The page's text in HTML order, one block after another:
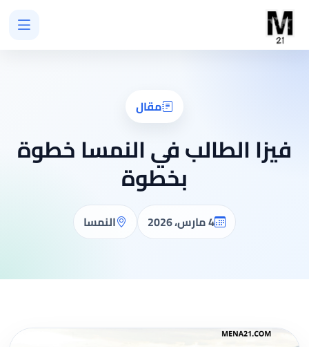
مقال
فيزا الطالب في النمسا خطوة
بخطوة
4 مارس، 2026 النمسا